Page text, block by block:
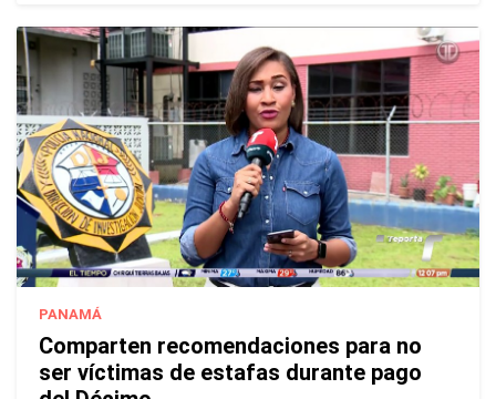
PANAMÁ
Comparten recomendaciones para no
ser víctimas de estafas durante pago